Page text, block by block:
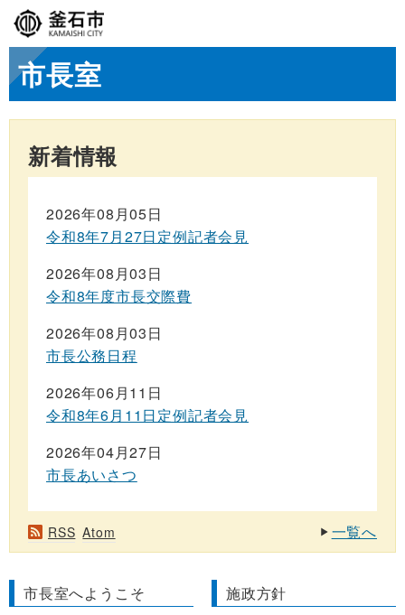
市長室
新着情報
2026年08月05日
令和8年7月27日定例記者会見
2026年08月03日
令和8年度市長交際費
2026年08月03日
市長公務日程
2026年06月11日
令和8年6月11日定例記者会見
2026年04月27日
市長あいさつ
一覧へ
RSS Atom
市長室へようこそ
施政方針